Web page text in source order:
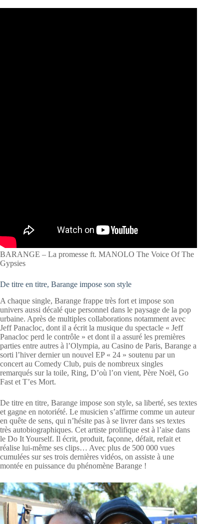
BARANGE – La promesse ft. MANOLO The Voice Of The
Gypsies
De titre en titre, Barange impose son style
A chaque single, Barange frappe très fort et impose son
univers aussi décalé que personnel dans le paysage de la pop
urbaine. Après de multiples collaborations notamment avec
Jeff Panacloc, dont il a écrit la musique du spectacle « Jeff
Panacloc perd le contrôle » et dont il a assuré les premières
parties entre autres à l’Olympia, au Casino de Paris, Barange a
sorti l’hiver dernier un nouvel EP « 24 » soutenu par un
concert au Comedy Club, puis de nombreux singles
remarqués sur la toile, Ring, D’où l’on vient, Père Noël, Go
Fast et T’es Mort.
De titre en titre, Barange impose son style, sa liberté, ses textes
et gagne en notoriété. Le musicien s’affirme comme un auteur
en quête de sens, qui n’hésite pas à se livrer dans ses textes
très autobiographiques. Cet artiste prolifique est à l’aise dans
le Do It Yourself. Il écrit, produit, façonne, défait, refait et
réalise lui-même ses clips… Avec plus de 500 000 vues
cumulées sur ses trois dernières vidéos, on assiste à une
montée en puissance du phénomène Barange !